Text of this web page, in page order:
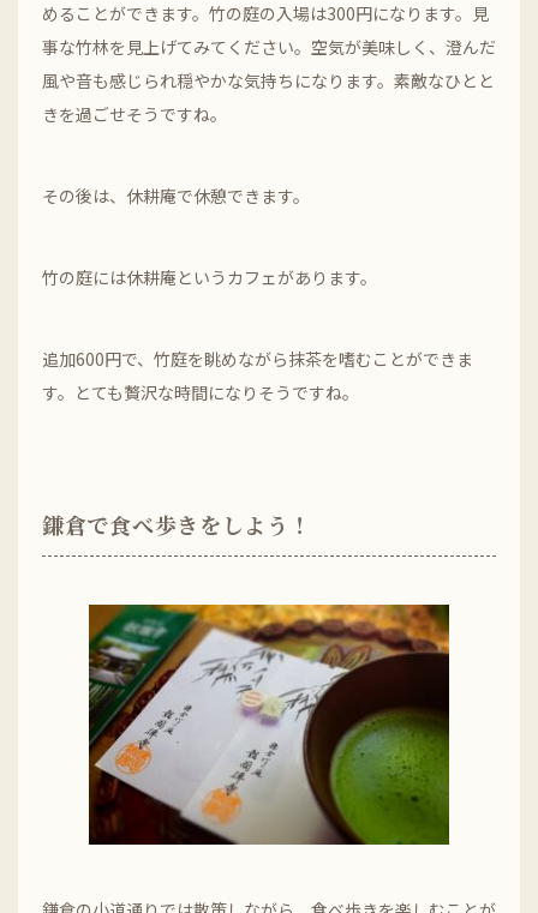
めることができます。竹の庭の入場は300円になります。見
事な竹林を見上げてみてください。空気が美味しく、澄んだ
風や音も感じられ穏やかな気持ちになります。素敵なひとと
きを過ごせそうですね。
その後は、休耕庵で休憩できます。
竹の庭には休耕庵というカフェがあります。
追加600円で、竹庭を眺めながら抹茶を嗜むことができま
す。とても贅沢な時間になりそうですね。
鎌倉で食べ歩きをしよう！